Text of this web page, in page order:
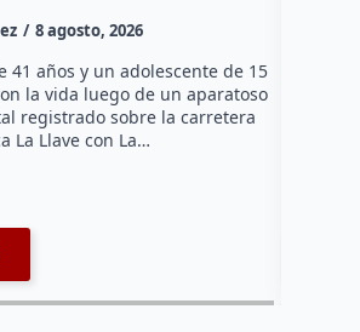
8 agosto, 2026
41 años y un adolescente de 15
la vida luego de un aparatoso
registrado sobre la carretera
La Llave con La…